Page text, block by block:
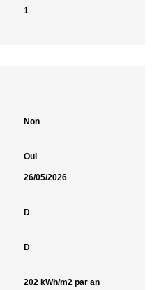
1
Non
Oui
26/05/2026
D
D
202 kWh/m2 par an